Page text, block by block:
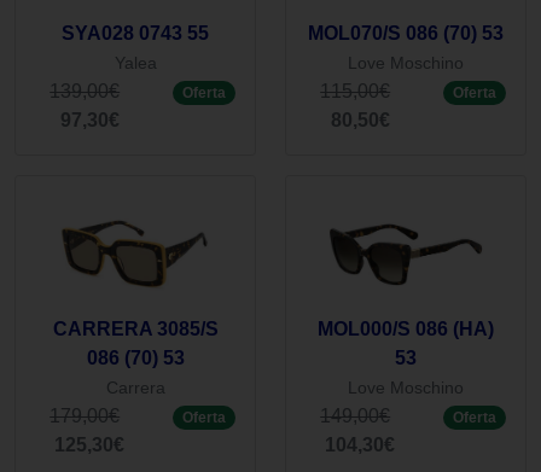
SYA028 0743 55
Yalea
139,00€
97,30€
Oferta
MOL070/S 086 (70) 53
Love Moschino
115,00€
80,50€
Oferta
CARRERA 3085/S
086 (70) 53
Carrera
179,00€
125,30€
Oferta
MOL000/S 086 (HA)
53
Love Moschino
149,00€
104,30€
Oferta